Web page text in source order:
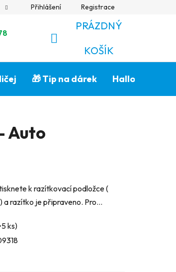
Přihlášení Registrace
NÁKUPNÍ
KOŠÍK
PRÁZDNÝ
KOŠÍK
🎁 Tip na dárek Halloween🎃
Auto
k razítkovací podložce (
a razítko je připraveno. Pro...
ks)